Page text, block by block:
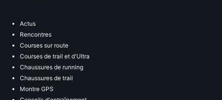
Actus
Rencontres
Courses sur route
Courses de trail et d'Ultra
Chaussures de running
Chaussures de trail
Montre GPS